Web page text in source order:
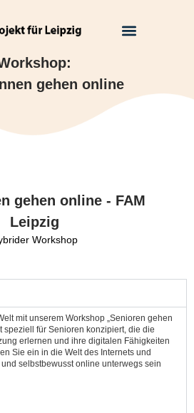
gehen online
gehen online - FAM
Leipzig
Workshop
mit unserem Workshop „Senioren gehen
speziell für Senioren konzipiert, die die
erlernen und ihre digitalen Fähigkeiten
Sie ein in die Welt des Internets und
selbstbewusst online unterwegs sein